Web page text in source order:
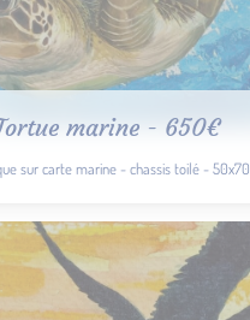
marine - 650€
sur carte marine - chassis toilé - 50x70